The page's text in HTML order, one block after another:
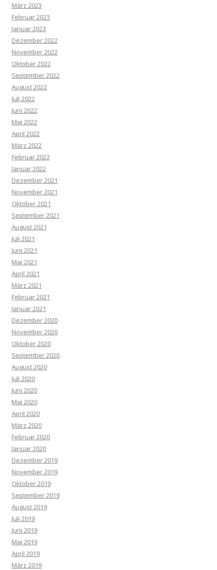
März 2023
Februar 2023
Januar 2023
Dezember 2022
November 2022
Oktober 2022
September 2022
August 2022
Juli 2022
Juni 2022
Mai 2022
April 2022
März 2022
Februar 2022
Januar 2022
Dezember 2021
November 2021
Oktober 2021
September 2021
August 2021
Juli 2021
Juni 2021
Mai 2021
April 2021
März 2021
Februar 2021
Januar 2021
Dezember 2020
November 2020
Oktober 2020
September 2020
August 2020
Juli 2020
Juni 2020
Mai 2020
April 2020
März 2020
Februar 2020
Januar 2020
Dezember 2019
November 2019
Oktober 2019
September 2019
August 2019
Juli 2019
Juni 2019
Mai 2019
April 2019
März 2019